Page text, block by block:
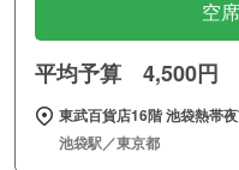
空
平均予算 4,500円
東武百貨店16階 池袋熱帯
池袋駅／東京都